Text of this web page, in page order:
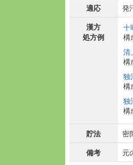
適応
発
漢方
処方例
十
構
清
構
独
構
独
構
貯法
密
備考
元